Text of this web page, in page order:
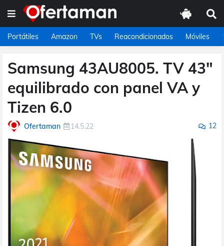
Portátiles Amazon TVs Reacondicionados Móviles
Samsung 43AU8005. TV 43"
equilibrado con panel VA y
Tizen 6.0
Ofertaman 14.5.22 12